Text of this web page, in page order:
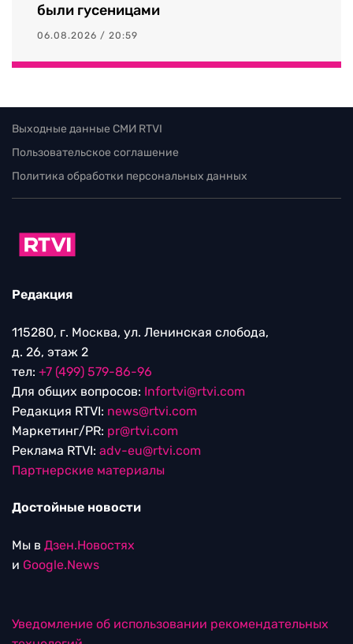
были гусеницами
06.08.2026 / 20:59
Выходные данные СМИ RTVI
Пользовательское соглашение
Политика обработки персональных данных
Редакция
115280, г. Москва, ул. Ленинская слобода,
д. 26, этаж 2
тел: +7 (499) 579-86-96
Для общих вопросов: Infortvi@rtvi.com
Редакция RTVI: news@rtvi.com
Маркетинг/PR: pr@rtvi.com
Реклама RTVI: adv-eu@rtvi.com
Партнерские материалы
Достойные новости
Мы в Дзен.Новостях
и Google.News
Уведомление об использовании рекомендательных